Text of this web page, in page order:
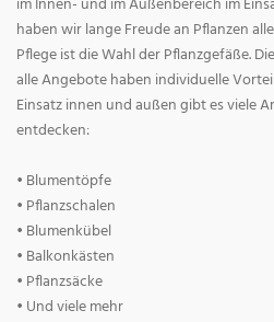
im Innen- und im Außenbereich im
haben wir lange Freude an Pflanzen
Pflege ist die Wahl der Pflanzgefäße.
alle Angebote haben individuelle
Einsatz innen und außen gibt es viele
entdecken:
• Blumentöpfe
• Pflanzschalen
• Blumenkübel
• Balkonkästen
• Pflanzsäcke
• Und viele mehr